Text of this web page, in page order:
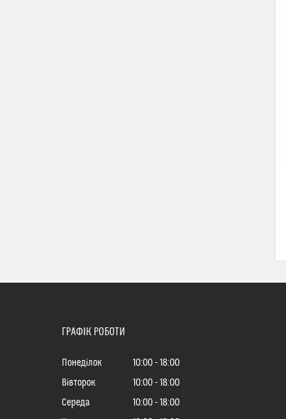
ГРАФІК РОБОТИ
Понеділок 10:00
18:00
Вівторок
10:00
18:00
Середа
10:00
18:00